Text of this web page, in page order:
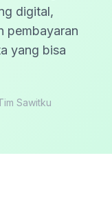
digital,
pembayaran
yang bisa
Sawitku